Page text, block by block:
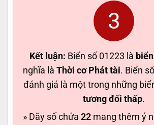
3
Kết luận: Biển số 01223 là
nghĩa là Thời cơ Phát tài. Biển
đánh giá là một trong những
tương đối thấp.
» Dãy số chứa 22 mang thêm ý